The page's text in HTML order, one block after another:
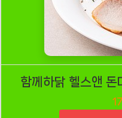
함께하닭 헬스앤